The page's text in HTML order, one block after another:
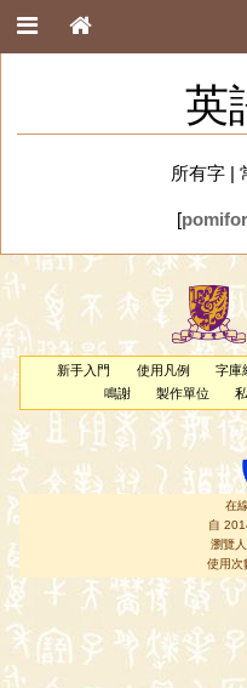
英
所有字|
[
新手入門 使用凡例 字庫
鳴謝
製作單位
在
自
瀏覽
使用次